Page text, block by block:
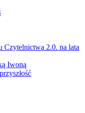
2.0. na lata
Iwoną